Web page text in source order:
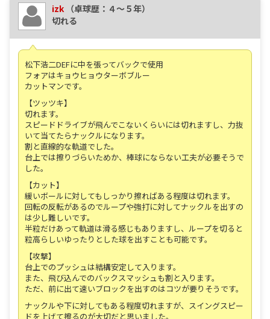
izk （卓球歴：４～５年）
切れる
松下浩二DEFに中を張ってバックで使用
フォアはキョウヒョウターボブルー
カットマンです。
【ツッツキ】
切れます。
スピードドライブが飛んでこないくらいには切れますし、力抜
いて当てたらナックルになります。
割と直線的な軌道でした。
台上では擦りづらいためか、棒球にならない工夫が必要そうで
した。
【カット】
緩いボールに対してもしっかり擦ればある程度は切れます。
回転の反転があるのでループや強打に対してナックルを出すの
は少し難しいです。
半粒だけあって軌道は滑る感じもありますし、ループを切ると
粒高らしいゆったりとした球を出すことも可能です。
【攻撃】
台上でのプッシュは結構安定して入ります。
また、飛び込んでのバックスマッシュも割と入ります。
ただ、前に出て速いブロックを出すのはコツが要りそうです。
ナックルや下に対してもある程度切れますが、スイングスピー
ドを上げて擦るのが大切だと思いました。